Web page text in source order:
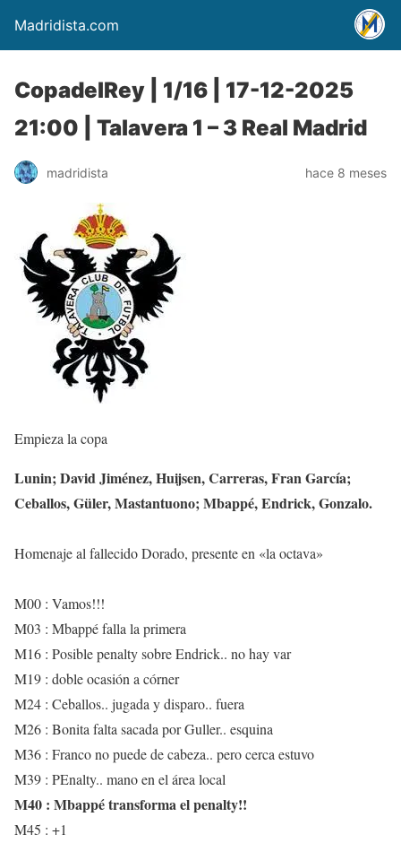
Madridista.com
CopadelRey | 1/16 | 17-12-2025
21:00 | Talavera 1 – 3 Real Madrid
madridista hace 8 meses
Empieza la copa
Lunin; David Jiménez, Huijsen, Carreras, Fran García;
Ceballos, Güler, Mastantuono; Mbappé, Endrick, Gonzalo.
Homenaje al fallecido Dorado, presente en «la octava»
M00 : Vamos!!!
M03 : Mbappé falla la primera
M16 : Posible penalty sobre Endrick.. no hay var
M19 : doble ocasión a córner
M24 : Ceballos.. jugada y disparo.. fuera
M26 : Bonita falta sacada por Guller.. esquina
M36 : Franco no puede de cabeza.. pero cerca estuvo
M39 : PEnalty.. mano en el área local
M40 : Mbappé transforma el penalty!!
M45 : +1